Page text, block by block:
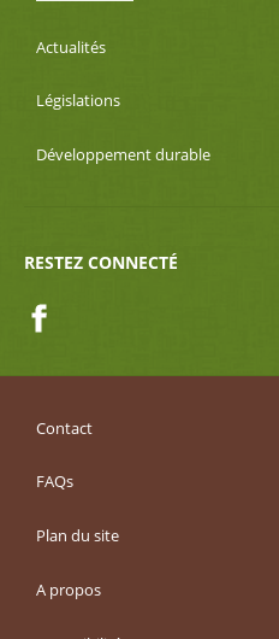
Actualités
Législations
Développement durable
RESTEZ CONNECTÉ
Contact
FAQs
Plan du site
A propos